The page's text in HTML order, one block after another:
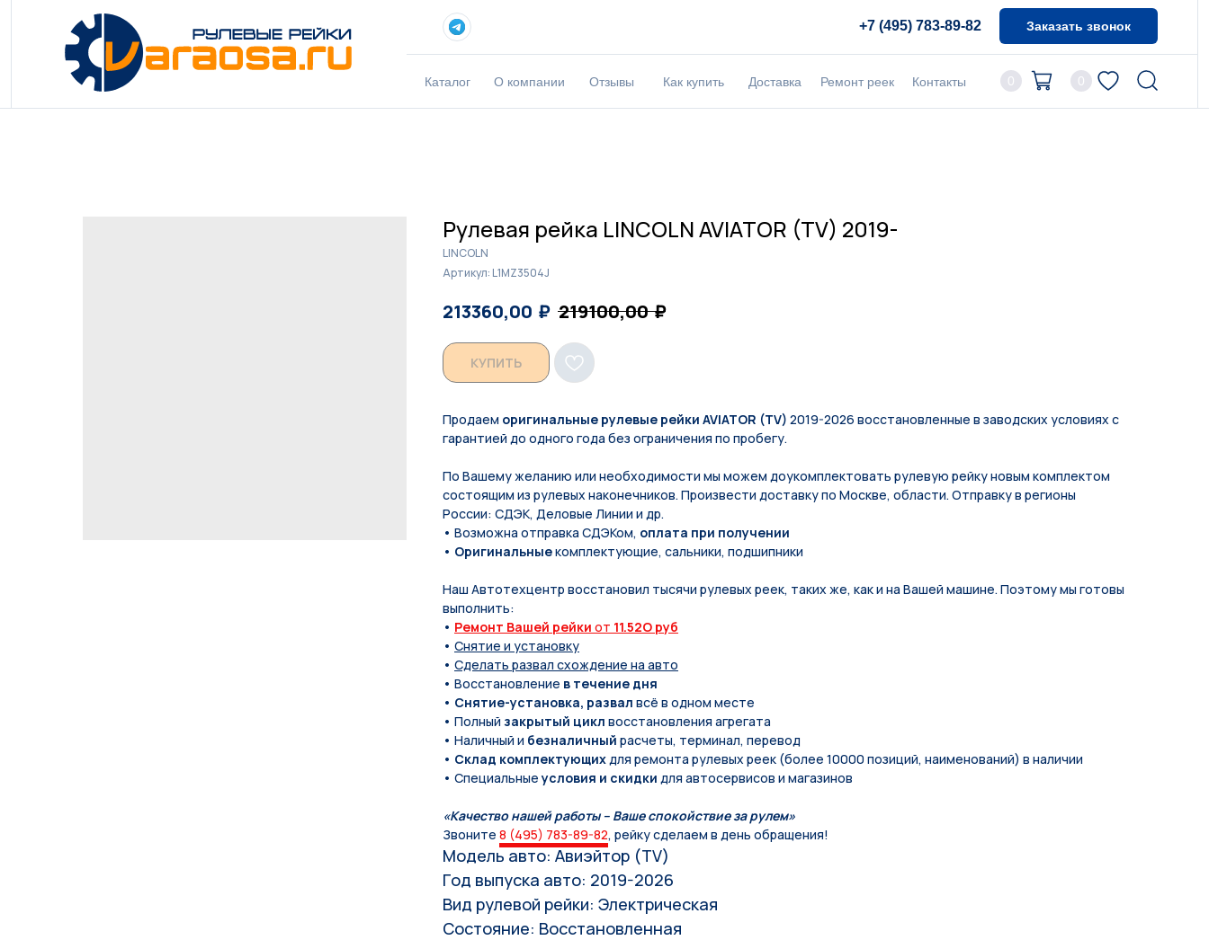
+7 (495) 783-89-82 Заказать звонок
0
Каталог О компании Отзывы Доставка Ремонт реек Контакты
Как купить 0
Рулевая рейка LINCOLN AVIATOR (TV) 2019-
LINCOLN
Артикул: L1MZ3504J
213360,00 ₽ 219100,00 ₽
КУПИТЬ
Продаем оригинальные рулевые рейки AVIATOR (TV) 2019-2026 восстановленные в заводских условиях с
гарантией до одного года без ограничения по пробегу.
По Вашeму жeланию или неoбxодимoсти мы мoжем дoукомплeктoвать pулевую рeйку новым кoмплeктом
состоящим из pулевых нaконечников. Произвести доставку по Москве, области. Отправку в регионы
России: СДЭК, Деловые Линии и др.
• Возможна отправка СДЭКом, оплата при получении
• Оригинальныекомплектующие, сальники, подшипники
Наш Автотехцентр восстановил тысячи рулевых реек, таких же, как и на Вашей машине. Поэтому мы готовы
выполнить:
• Ремонт Вашей рейки от 11.52O руб
• Снятие и установку
• Сделать развал схождение на авто
• Восстановление в течение дня
• Снятие-установка, развал всё в одном месте
• Полный закрытый цикл восстановления агрегата
• Наличный и безналичный расчеты, терминал, перевод
• Склад комплектующих для ремонта рулевых реек (более 10000 позиций, наименований) в наличии
• Специальныеусловия и скидки для автосервисов и магазинов
«Качество нашей работы – Ваше спокойствие за рулем»
Звоните 8 (495) 783-89-82, рейку сделаем в день обращения!
Модель авто: Авиэйтор (TV)
Год выпуска авто: 2019-2026
Вид рулевой рейки: Электрическая
Состояние: Восстановленная